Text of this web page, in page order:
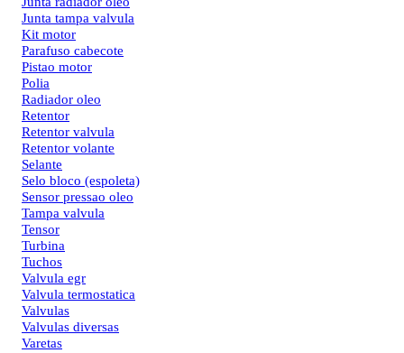
Junta tampa valvula
Kit motor
Parafuso cabecote
Pistao motor
Polia
Radiador oleo
Retentor
Retentor valvula
Retentor volante
Selante
Selo bloco (espoleta)
Sensor pressao oleo
Tampa valvula
Tensor
Turbina
Tuchos
Valvula egr
Valvula termostatica
Valvulas
Valvulas diversas
Varetas